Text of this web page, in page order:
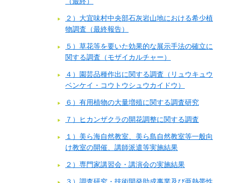
２）大宜味村中央部石灰岩山地における希少植
物調査（最終報告）
５）草花等を要いた効果的な展示手法の確立に
関する調査（モザイカルチャー）
４）園芸品種作出に関する調査（リュウキュウ
ベンケイ・コウトウシュウカイドウ）
６）有用植物の大量増殖に関する調査研究
７）ヒカンザクラの開花調整に関する調査
１）美ら海自然教室、美ら島自然教室等一般向
け教室の開催、講師派遣等実施結果
２）専門家講習会・講演会の実施結果